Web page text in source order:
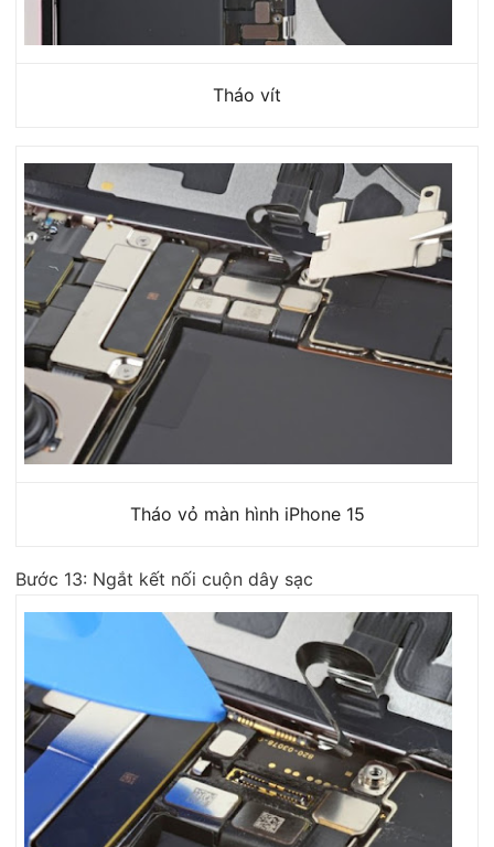
Tháo vít
Tháo vỏ màn hình iPhone 15
Bước 13: Ngắt kết nối cuộn dây sạc